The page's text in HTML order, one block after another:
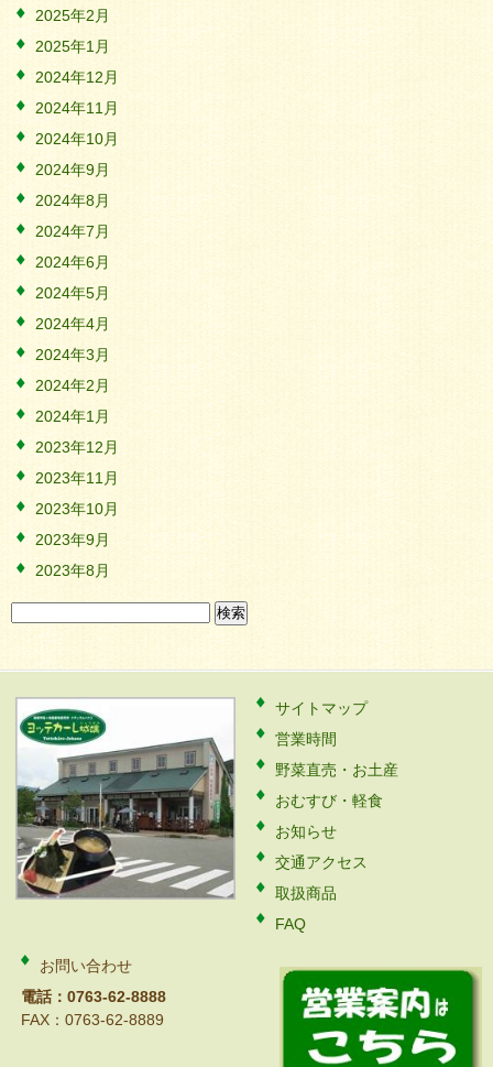
2025年2月
2025年1月
2024年12月
2024年11月
2024年10月
2024年9月
2024年8月
2024年7月
2024年6月
2024年5月
2024年4月
2024年3月
2024年2月
2024年1月
2023年12月
2023年11月
2023年10月
2023年9月
2023年8月
サイトマップ
営業時間
野菜直売・お土産
おむすび・軽食
お知らせ
交通アクセス
取扱商品
FAQ
お問い合わせ
電話：0763-62-8888
FAX：0763-62-8889